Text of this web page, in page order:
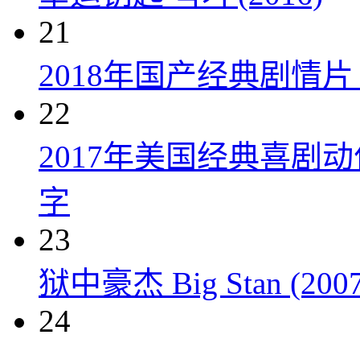
21
2018年国产经典剧情
22
2017年美国经典喜剧
字
23
狱中豪杰 Big Stan
24